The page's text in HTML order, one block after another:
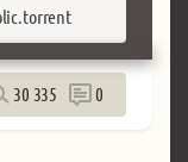
30 335 0